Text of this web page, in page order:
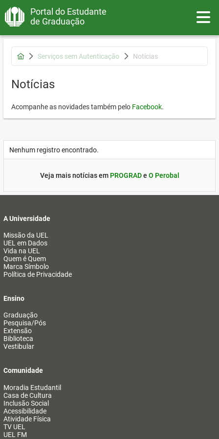
Portal do Estudante
de Graduação
Serviços sem Autenticação Notícias
Notícias
Acompanhe as novidades também pelo Facebook.
Nenhum registro encontrado.
Veja mais notícias em PROGRADe O Perobal
A Universidade
Missão da UEL
UEL em Dados
Vida na UEL
Quem é Quem
Marca Símbolo
Política de Privacidade
Ensino
Graduação
Pesquisa/Pós
Extensão
Biblioteca
Vestibular
Comunidade
Moradia Estudantil
Casa de Cultura
Inclusão Social
Acessibilidade
Atividade Física
TV UEL
UEL FM